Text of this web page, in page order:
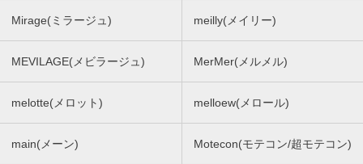
Mirage(ミラージュ) meilly(メイリー)
MEVILAGE(メビラージュ) MerMer(メルメル)
melotte(メロット) melloew(メロール)
main(メーン) Motecon(モテコン/超モテコン)